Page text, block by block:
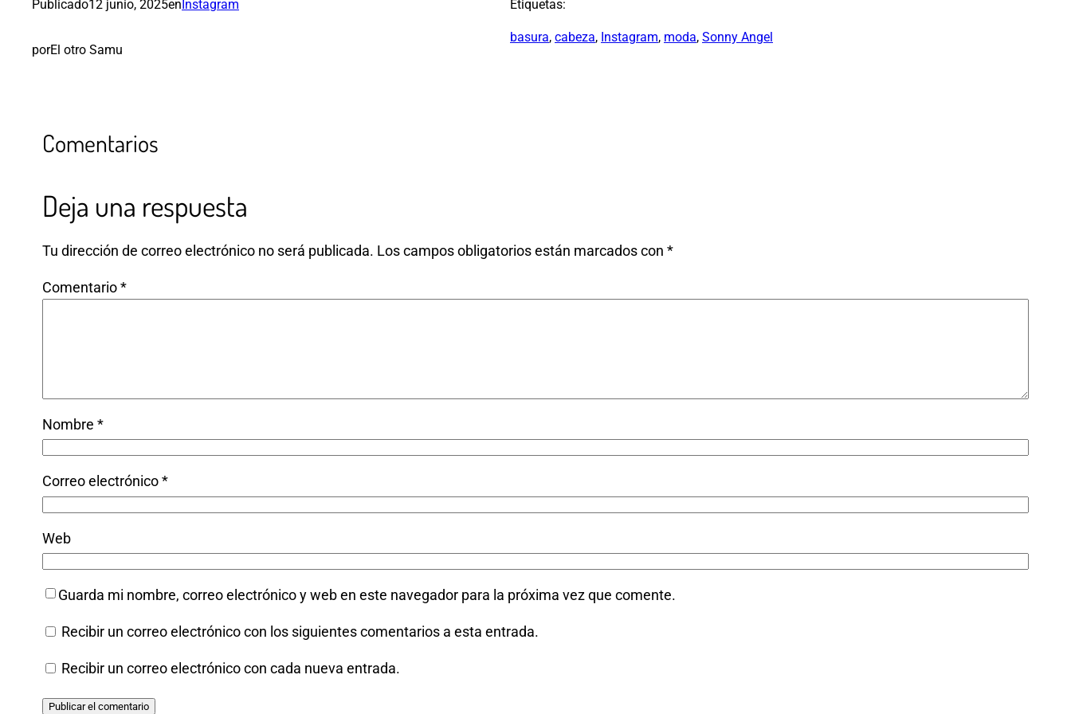
Publicado12 junio, 2025enInstagram
porEl otro Samu
Etiquetas:
basura, cabeza, Instagram, moda, Sonny Angel
Comentarios
Deja una respuesta
Tu dirección de correo electrónico no será publicada. Los campos obligatorios están marcados con*
Comentario*
Nombre*
Correo electrónico*
Web
Guarda mi nombre, correo electrónico y web en este navegador para la próxima vez que comente.
Recibir un correo electrónico con los siguientes comentarios a esta entrada.
Recibir un correo electrónico con cada nueva entrada.